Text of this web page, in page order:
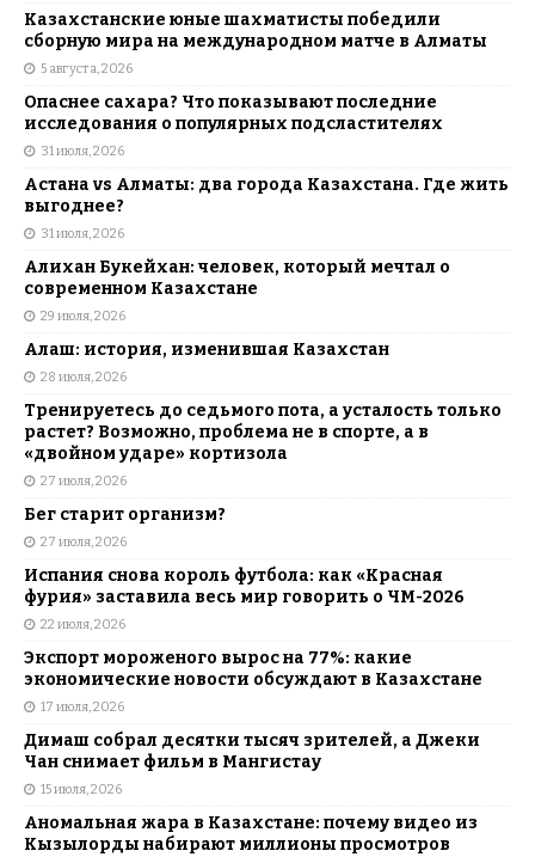
Казахстанские юные шахматисты победили
сборную мира на международном матче в Алматы
5 августа, 2026
Опаснее сахара? Что показывают последние
исследования о популярных подсластителях
31 июля, 2026
Астана vs Алматы: два города Казахстана. Где жить
выгоднее?
31 июля, 2026
Алихан Букейхан: человек, который мечтал о
современном Казахстане
29 июля, 2026
Алаш: история, изменившая Казахстан
28 июля, 2026
Тренируетесь до седьмого пота, а усталость только
растет? Возможно, проблема не в спорте, а в
«двойном ударе» кортизола
27 июля, 2026
Бег старит организм?
27 июля, 2026
Испания снова король футбола: как «Красная
фурия» заставила весь мир говорить о ЧМ-2026
22 июля, 2026
Экспорт мороженого вырос на 77%: какие
экономические новости обсуждают в Казахстане
17 июля, 2026
Димаш собрал десятки тысяч зрителей, а Джеки
Чан снимает фильм в Мангистау
15 июля, 2026
Аномальная жара в Казахстане: почему видео из
Кызылорды набирают миллионы просмотров